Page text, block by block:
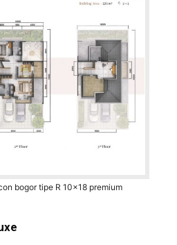
bogor tipe R 10x18 premium